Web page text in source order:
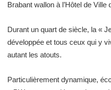
Brabant wallon à l’Hôtel de Ville
Durant un quart de siècle, la «
développée et tous ceux qui y
autant les atouts.
Particulièrement dynamique,